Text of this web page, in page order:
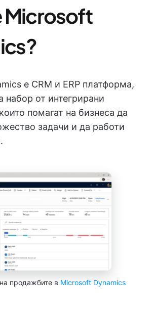
Microsoft
е CRM и ERP платформа,
набор от интегрирани
помагат на бизнеса да
задачи и да работи
продажбите в Microsoft Dynamics